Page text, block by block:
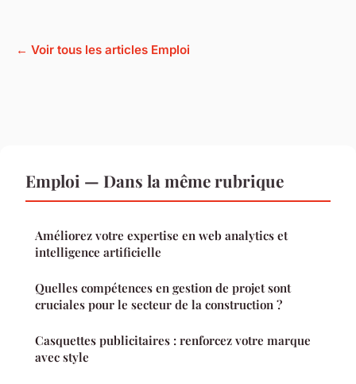
← Voir tous les articles Emploi
Emploi — Dans la même rubrique
Améliorez votre expertise en web analytics et
intelligence artificielle
Quelles compétences en gestion de projet sont
cruciales pour le secteur de la construction ?
Casquettes publicitaires : renforcez votre marque
avec style